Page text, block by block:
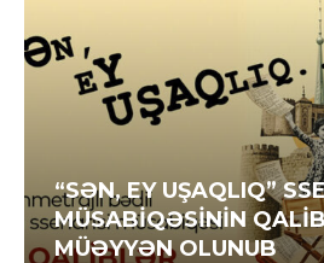
“SƏN, EY UŞAQLIQ”
MÜSABİQƏSİNİN
MÜƏYYƏN OLUNUB